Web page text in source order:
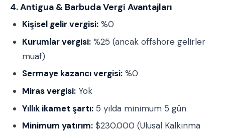
4. Antigua & Barbuda Vergi Avantajları
Kişisel gelir vergisi: %0
Kurumlar vergisi: %25 (ancak offshore gelirler
muaf)
Sermaye kazancı vergisi: %0
Miras vergisi: Yok
Yıllık ikamet şartı: 5 yılda minimum 5 gün
Minimum yatırım: $230.000 (Ulusal Kalkınma